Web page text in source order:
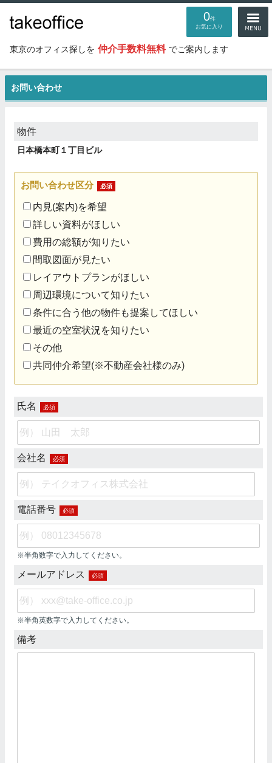
東京のオフィス探しを 仲介手数料無料 でご案内します
0件
お気に入り
お問い合わせ
物件
日本橋本町１丁目ビル
お問い合わせ区分 必須
内見(案内)を希望
詳しい資料がほしい
費用の総額が知りたい
間取図面が見たい
レイアウトプランがほしい
周辺環境について知りたい
条件に合う他の物件も提案してほしい
最近の空室状況を知りたい
その他
共同仲介希望(※不動産会社様のみ)
氏名 必須
会社名 必須
電話番号 必須
※半角数字で入力してください。
メールアドレス 必須
※半角英数字で入力してください。
備考